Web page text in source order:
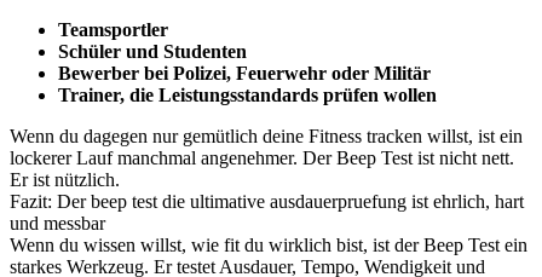
Teamsportler
Schüler und Studenten
Bewerber bei Polizei, Feuerwehr oder Militär
Trainer, die Leistungsstandards prüfen wollen
Wenn du dagegen nur gemütlich deine Fitness tracken willst, ist ein
lockerer Lauf manchmal angenehmer. Der Beep Test ist nicht nett.
Er ist nützlich.
Fazit: Der beep test die ultimative ausdauerpruefung ist ehrlich, hart
und messbar
Wenn du wissen willst, wie fit du wirklich bist, ist der Beep Test ein
starkes Werkzeug. Er testet Ausdauer, Tempo, Wendigkeit und